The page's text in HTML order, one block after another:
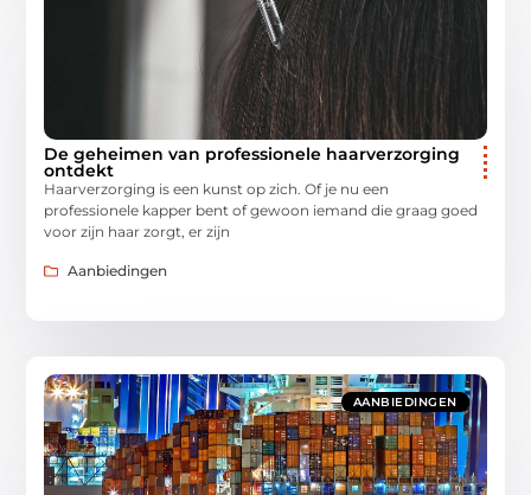
De geheimen van professionele haarverzorging
ontdekt
Haarverzorging is een kunst op zich. Of je nu een
professionele kapper bent of gewoon iemand die graag goed
voor zijn haar zorgt, er zijn
Aanbiedingen
AANBIEDINGEN